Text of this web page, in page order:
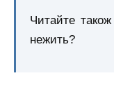
Читайте
нежить?